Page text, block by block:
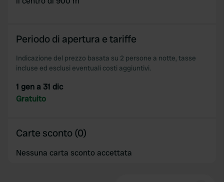
Periodo di apertura e tariffe
Indicazione del prezzo basata su 2 persone a notte, tasse
incluse ed esclusi eventuali costi aggiuntivi.
1 gen a 31 dic
Gratuito
Carte sconto (0)
Nessuna carta sconto accettata